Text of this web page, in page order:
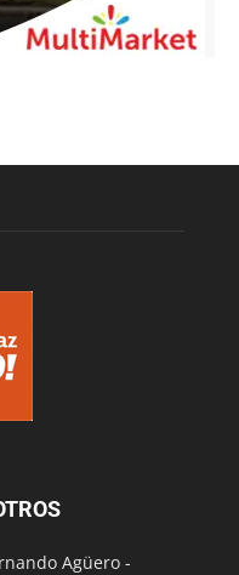
Agüero -